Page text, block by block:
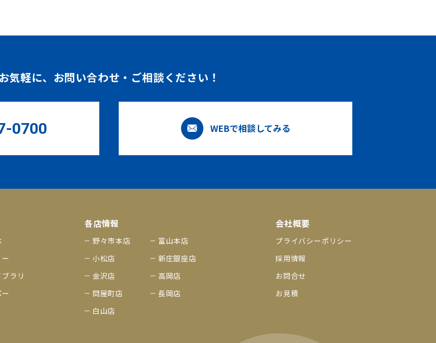
気軽に、 お問い合わせ・ご相談ください！
0700 WEBで相談してみる
ラリ
各店情報
野々市本店
富山本店
小松店
新庄銀座店
金沢店
高岡店
問屋町店
長岡店
白山店
会社概要
プライバシーポリシー
採用情報
お問合せ
お見積